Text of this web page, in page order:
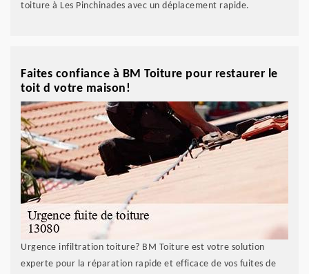
toiture à Les Pinchinades avec un déplacement rapide.
Faites confiance à BM Toiture pour restaurer le
toit d votre maison!
Urgence infiltration toiture? BM Toiture est votre solution
experte pour la réparation rapide et efficace de vos fuites de